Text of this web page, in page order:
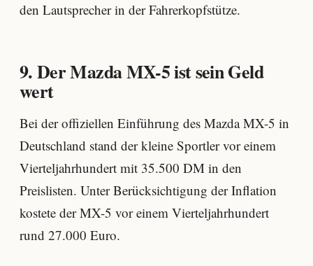
den Lautsprecher in der Fahrerkopfstütze.
9. Der Mazda MX-5 ist sein Geld
wert
Bei der offiziellen Einführung des Mazda MX-5 in
Deutschland stand der kleine Sportler vor einem
Vierteljahrhundert mit 35.500 DM in den
Preislisten. Unter Berücksichtigung der Inflation
kostete der MX-5 vor einem Vierteljahrhundert
rund 27.000 Euro.